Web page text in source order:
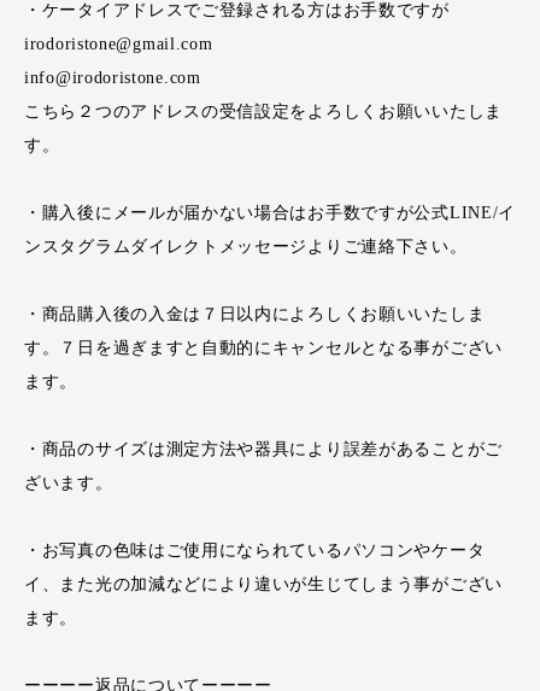
・ケータイアドレスでご登録される方はお手数ですが
irodoristone@gmail.com
info@irodoristone.com
こちら２つのアドレスの受信設定をよろしくお願いいたしま
す。
・購入後にメールが届かない場合はお手数ですが公式LINE/イ
ンスタグラムダイレクトメッセージよりご連絡下さい。
・商品購入後の入金は７日以内によろしくお願いいたしま
す。７日を過ぎますと自動的にキャンセルとなる事がござい
ます。
・商品のサイズは測定方法や器具により誤差があることがご
ざいます。
・お写真の色味はご使用になられているパソコンやケータ
イ、また光の加減などにより違いが生じてしまう事がござい
ます。
ーーーー返品についてーーーー